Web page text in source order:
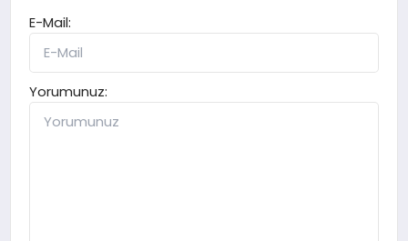
E-Mail:
Yorumunuz: